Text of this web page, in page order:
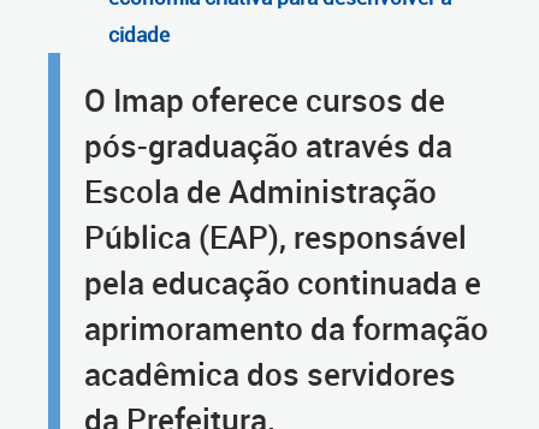
cidade
O Imap oferece cursos de
pós-graduação através da
Escola de Administração
Pública (EAP), responsável
pela educação continuada e
aprimoramento da formação
acadêmica dos servidores
da Prefeitura.